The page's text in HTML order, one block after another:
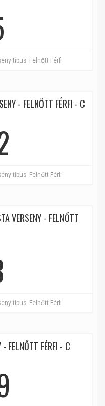
típus: Felnőtt Férfi
- FELNŐTT FÉRFI - C
típus: Felnőtt Férfi
VERSENY - FELNŐTT
típus: Felnőtt Férfi
FELNŐTT FÉRFI - C